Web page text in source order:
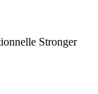
Stronger